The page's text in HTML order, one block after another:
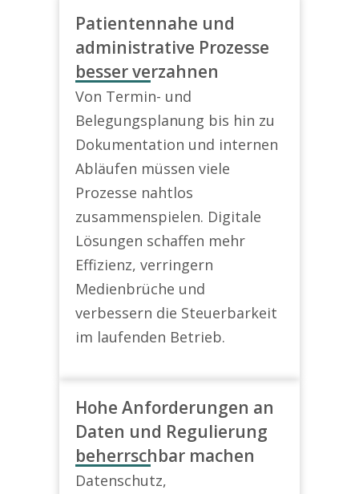
Patientennahe und
administrative Prozesse
besser verzahnen
Von Termin- und
Belegungsplanung bis hin zu
Dokumentation und internen
Abläufen müssen viele
Prozesse nahtlos
zusammenspielen. Digitale
Lösungen schaffen mehr
Effizienz, verringern
Medienbrüche und
verbessern die Steuerbarkeit
im laufenden Betrieb.
Hohe Anforderungen an
Daten und Regulierung
beherrschbar machen
Datenschutz,